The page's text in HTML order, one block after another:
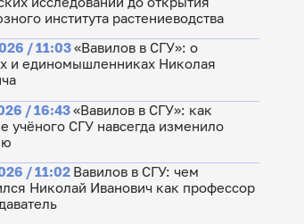
института растениеводства
/ 11:03«Вавилов в СГУ»: о
и единомышленниках Николая
/ 16:43«Вавилов в СГУ»: как
учёного СГУ навсегда изменило
/ 11:02 Вавилов в СГУ: чем
Николай Иванович как профессор